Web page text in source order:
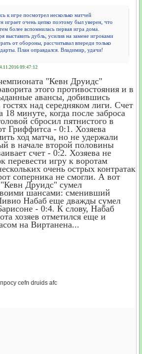
к игре посмотрел несколько матчей
играет очень цепко поэтому был уверен, что
более вспомнилась первая игра дома.
выставить дубль, усилив на замене игроками
от обороны, рассчитывал впереди только
План оправдался. Владимир, удачи!
09:47:12
"Кевн Друидс"
этого противостояния и в
авансы, добившись
над середняком лиги. Счет
минуте, когда после заброса
сбросил пятнистого в
Гриффитса - 0:1. Хозяева
ход матча, но не удержали
в начале второй половины
счет - 0:2. Хозяева не
перевести игру к воротам
очень острых контратак
соперника не смогли. А вот
Друидс" сумел
шансами: сменивший
Набаб еще дважды сумел
- 0:4. К слову, Набаб
хозяев отметился еще и
на Виртанена...